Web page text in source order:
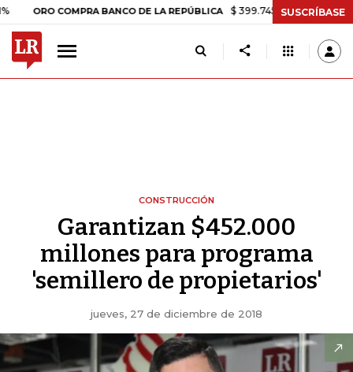
COMPRA BANCO DE LA REPÚBLICA $ 399.745,16 +$ 2.295,71 +0,58%
SUSCRÍBASE
CONSTRUCCIÓN
Garantizan $452.000
millones para programa
'semillero de propietarios'
jueves, 27 de diciembre de 2018